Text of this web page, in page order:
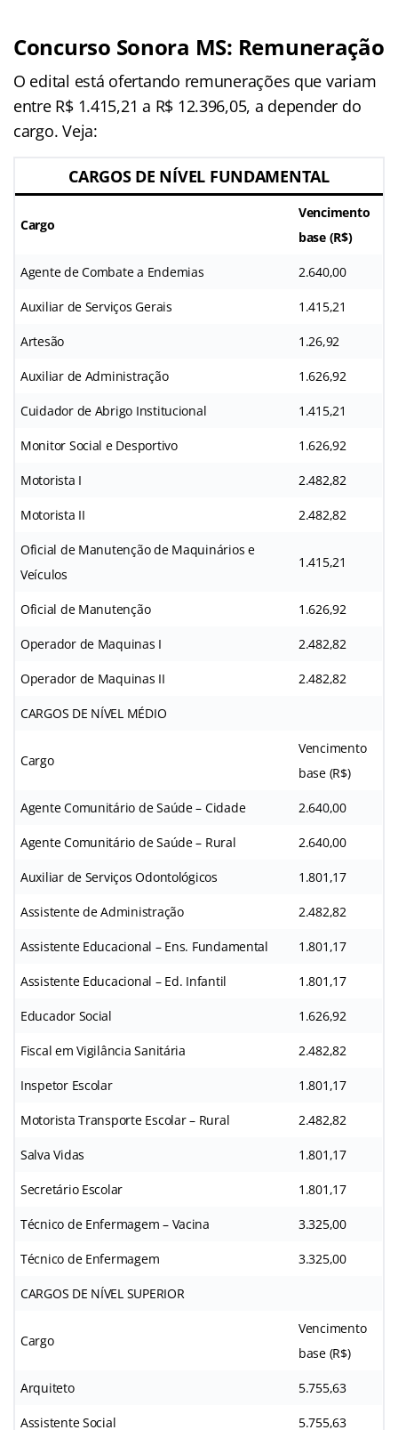
Concurso Sonora MS: Remuneração
O edital está ofertando remunerações que variam
entre R$ 1.415,21 a R$ 12.396,05, a depender do
cargo. Veja:
CARGOS DE NÍVEL FUNDAMENTAL
Cargo
Vencimento
base (R$)
Agente de Combate a Endemias 2.640,00
Auxiliar de Serviços Gerais 1.415,21
Artesão 1.26,92
Auxiliar de Administração 1.626,92
Cuidador de Abrigo Institucional 1.415,21
Monitor Social e Desportivo 1.626,92
Motorista I 2.482,82
Motorista II 2.482,82
Oficial de Manutenção de Maquinários e
Veículos
1.415,21
Oficial de Manutenção 1.626,92
Operador de Maquinas I 2.482,82
Operador de Maquinas II 2.482,82
CARGOS DE NÍVEL MÉDIO
Cargo
Vencimento
base (R$)
Agente Comunitário de Saúde – Cidade 2.640,00
Agente Comunitário de Saúde – Rural 2.640,00
Auxiliar de Serviços Odontológicos 1.801,17
Assistente de Administração 2.482,82
Assistente Educacional – Ens. Fundamental 1.801,17
Assistente Educacional – Ed. Infantil 1.801,17
Educador Social 1.626,92
Fiscal em Vigilância Sanitária 2.482,82
Inspetor Escolar 1.801,17
Motorista Transporte Escolar – Rural 2.482,82
Salva Vidas 1.801,17
Secretário Escolar 1.801,17
Técnico de Enfermagem – Vacina 3.325,00
Técnico de Enfermagem 3.325,00
CARGOS DE NÍVEL SUPERIOR
Cargo
Vencimento
base (R$)
Arquiteto 5.755,63
Assistente Social 5.755,63